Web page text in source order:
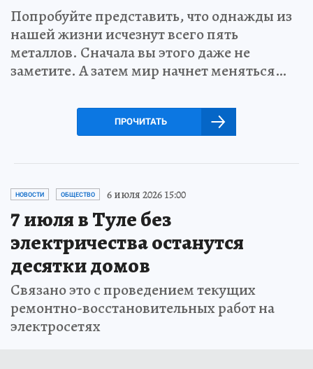
Попробуйте представить, что однажды из
нашей жизни исчезнут всего пять
металлов. Сначала вы этого даже не
заметите. А затем мир начнет меняться…
ПРОЧИТАТЬ
НОВОСТИ ОБЩЕСТВО 6 июля 2026 15:00
7 июля в Туле без
электричества останутся
десятки домов
Связано это с проведением текущих
ремонтно-восстановительных работ на
электросетях